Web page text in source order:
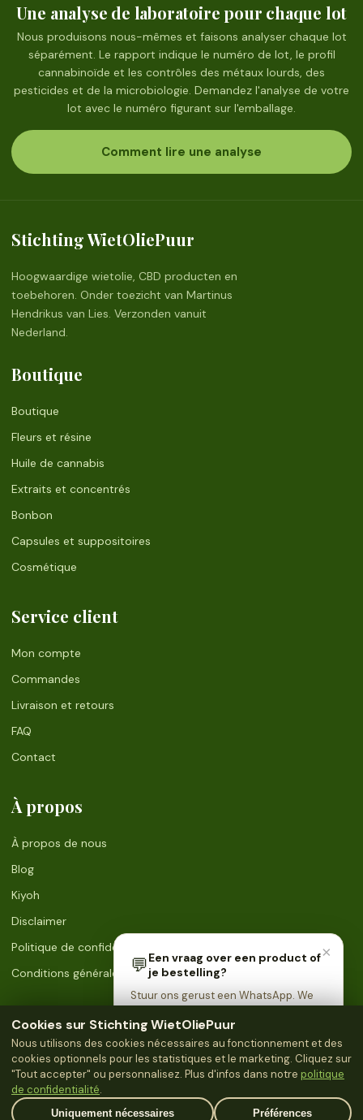
Une analyse de laboratoire pour chaque lot
Nous produisons nous-mêmes et faisons analyser chaque lot
séparément. Le rapport indique le numéro de lot, le profil
cannabinoïde et les contrôles des métaux lourds, des
pesticides et de la microbiologie. Demandez l'analyse de votre
lot avec le numéro figurant sur l'emballage.
Comment lire une analyse
Stichting WietOliePuur
Hoogwaardige wietolie, CBD producten en
toebehoren. Onder toezicht van Martinus
Hendrikus van Lies. Verzonden vanuit
Nederland.
Boutique
Boutique
Fleurs et résine
Huile de cannabis
Extraits et concentrés
Bonbon
Capsules et suppositoires
Cosmétique
Service client
Mon compte
Commandes
Livraison et retours
FAQ
Contact
À propos
À propos de nous
Blog
Kiyoh
Disclaimer
Politique de confidentialité
Conditions générales
Onze producten zijn geen geneesmiddelen en zijn niet bedoeld voor de
diagnose, behandeling of preventie van ziekten. Raadpleeg een arts bij
gezondheidsklachten. Uitsluitend bestemd voor personen van 18 jaar en
ouder.
© 2026 Stichting WietOliePuur. Alle rechten voorbehouden. KvK
Cookies sur Stichting WietOliePuur
Nous utilisons des cookies nécessaires au fonctionnement et des
cookies optionnels pour les statistiques et le marketing. Cliquez sur
"Tout accepter" ou personnalisez. Plus d'infos dans notre politique
de confidentialité.
Uniquement nécessaires Préférences
×
💬Een vraag over een product of
je bestelling?
Stuur ons gerust een WhatsApp. We
verder.
💬 Stuur ons een WhatsApp →